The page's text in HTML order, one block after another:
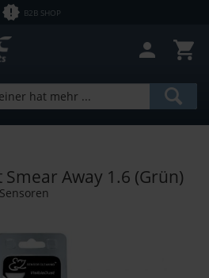
B2B SHOP
Smear Away 1.6 (Grün)